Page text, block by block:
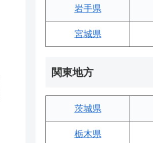
岩手県
宮城県
関東地方
茨城県
栃木県